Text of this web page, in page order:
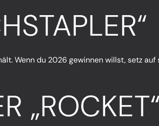
Wenn du 2026 gewinnen willst, setz auf
„ROCKET“